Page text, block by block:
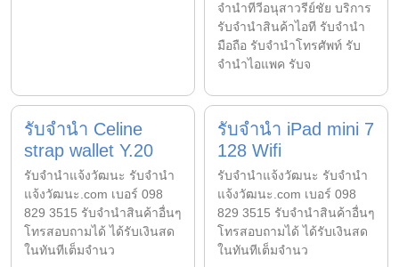
จำนำทีวีอนุสาวรีย์ชัย บริการ
รับจำนำสินค้าไอที รับจำนำ
มือถือ รับจำนำโทรศัพท์ รับ
จำนำไอแพค รับจ
รับจำนำ Celine
strap wallet Y.20
รับจํานําแจ้งวัฒนะ รับจํานํา
แจ้งวัฒนะ.com เบอร์ 098
829 3515 รับจำนำสินค้าอื่นๆ
โทรสอบถามได้ ได้รับเงินสด
ในทันทีเต็มจำนว
รับจำนำ iPad mini 7
128 Wifi
รับจํานําแจ้งวัฒนะ รับจํานํา
แจ้งวัฒนะ.com เบอร์ 098
829 3515 รับจำนำสินค้าอื่นๆ
โทรสอบถามได้ ได้รับเงินสด
ในทันทีเต็มจำนว